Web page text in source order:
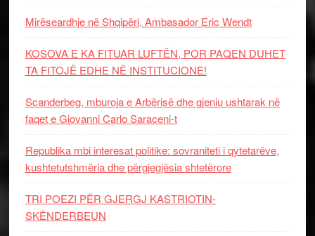
Mirëseardhje në Shqipëri, Ambasador Eric Wendt
KOSOVA E KA FITUAR LUFTËN, POR PAQEN DUHET
TA FITOJË EDHE NË INSTITUCIONE!
Scanderbeg, mburoja e Arbërisë dhe gjeniu ushtarak në
faqet e Giovanni Carlo Saraceni-t
Republika mbi interesat politike: sovraniteti i qytetarëve,
kushtetutshmëria dhe përgjegjësia shtetërore
TRI POEZI PËR GJERGJ KASTRIOTIN-
SKËNDERBEUN